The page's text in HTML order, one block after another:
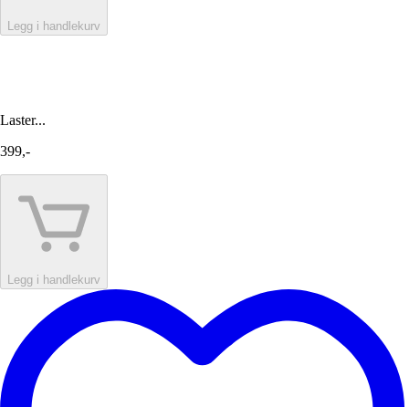
Legg i handlekurv
Laster...
399,-
Legg i handlekurv